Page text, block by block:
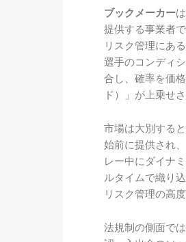
ブックメーカー
提供する事業者
リスク管理にあ
選手のコンディ
合し、確率を価
ド）」が上乗せ
市場は大別する
始前に提供され
レー中にダイナ
ルタイムで織り
リスク管理の高
法規制の側面で